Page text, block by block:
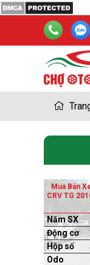
Mua Bán
CRV TG
Năm SX
Động cơ
Hộp số
Odo